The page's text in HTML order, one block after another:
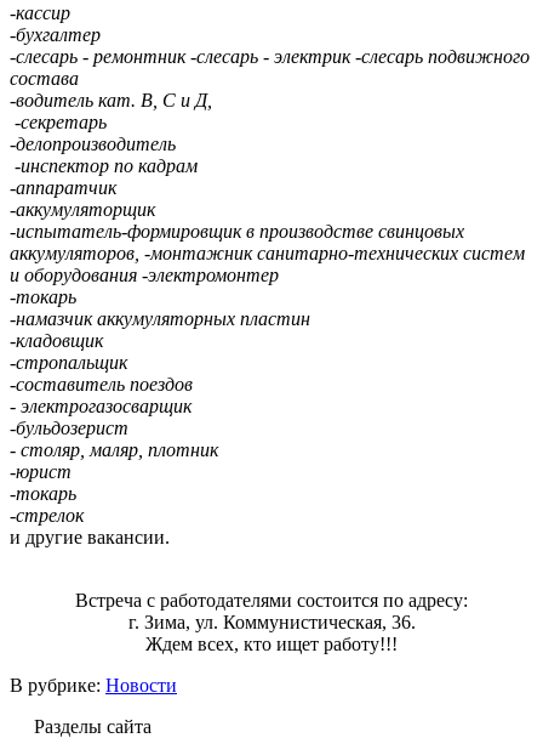
-кассир
-бухгалтер
-слесарь - ремонтник -слесарь - электрик -слесарь подвижного
состава
-водитель кат. В, С и Д,
-секретарь
-делопроизводитель
-инспектор по кадрам
-аппаратчик
-аккумуляторщик
-испытатель-формировщик в производстве свинцовых
аккумуляторов, -монтажник санитарно-технических систем
и оборудования -электромонтер
-токарь
-намазчик аккумуляторных пластин
-кладовщик
-стропальщик
-составитель поездов
- электрогазосварщик
-бульдозерист
- столяр, маляр, плотник
-юрист
-токарь
-стрелок
и другие вакансии.
Встреча с работодателями состоится по адресу:
г. Зима, ул. Коммунистическая, 36.
Ждем всех, кто ищет работу!!!
В рубрике: Новости
Разделы сайта